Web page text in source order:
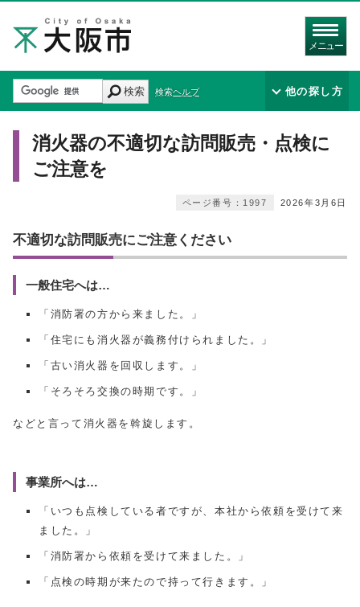
メニュー
検索 検索ヘルプ 他の探し方
消火器の不適切な訪問販売・点検に
ご注意を
2026年3月6日
ページ番号：1997
不適切な訪問販売にご注意ください
一般住宅へは…
「消防署の方から来ました。」
「住宅にも消火器が義務付けられました。」
「古い消火器を回収します。」
「そろそろ交換の時期です。」
などと言って消火器を斡旋します。
事業所へは…
「いつも点検している者ですが、本社から依頼を受けて来
ました。」
「消防署から依頼を受けて来ました。」
「点検の時期が来たので持って行きます。」